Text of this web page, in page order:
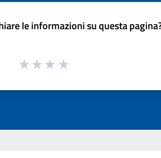
le informazioni su questa